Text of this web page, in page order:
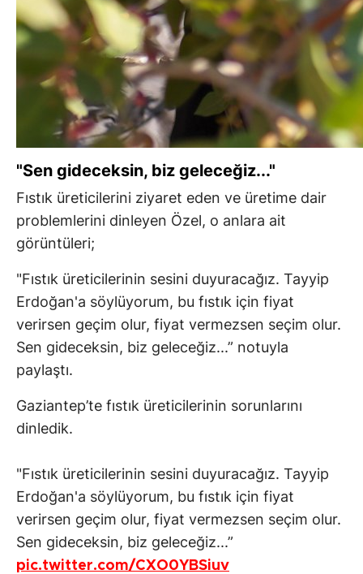
"Sen gideceksin, biz geleceğiz..."
Fıstık üreticilerini ziyaret eden ve üretime dair
problemlerini dinleyen Özel, o anlara ait
görüntüleri;
"Fıstık üreticilerinin sesini duyuracağız. Tayyip
Erdoğan'a söylüyorum, bu fıstık için fiyat
verirsen geçim olur, fiyat vermezsen seçim olur.
Sen gideceksin, biz geleceğiz...” notuyla
paylaştı.
Gaziantep’te fıstık üreticilerinin sorunlarını
dinledik.
"Fıstık üreticilerinin sesini duyuracağız. Tayyip
Erdoğan'a söylüyorum, bu fıstık için fiyat
verirsen geçim olur, fiyat vermezsen seçim olur.
Sen gideceksin, biz geleceğiz...”
pic.twitter.com/CXO0YBSiuv